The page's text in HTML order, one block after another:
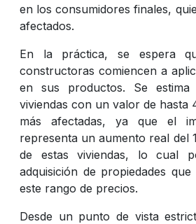
en los consumidores finales,
afectados.
En la práctica, se espera
constructoras comiencen a
en sus productos. Se
viviendas con un valor de hasta
más afectadas, ya que el
representa un aumento real del
de estas viviendas, lo cual
adquisición de propiedades
este rango de precios.
Desde un punto de vista